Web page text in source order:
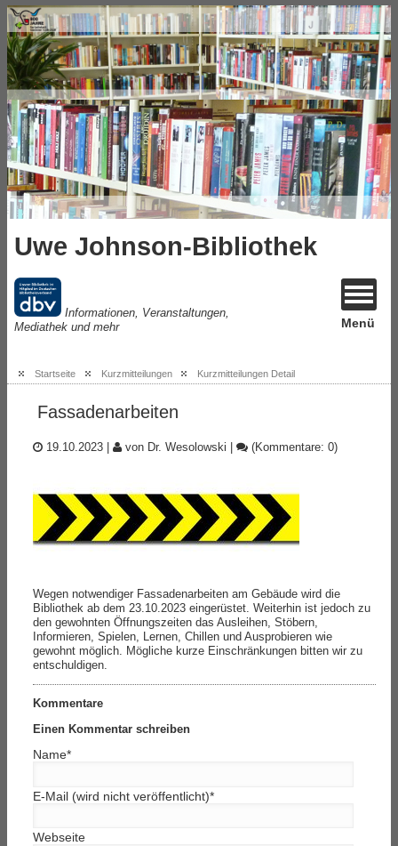
Uwe Johnson-Bibliothek
Informationen, Veranstaltungen,
Mediathek und mehr
Menü
Startseite Kurzmitteilungen Kurzmitteilungen Detail
Fassadenarbeiten
19.10.2023 | von Dr. Wesolowski | (Kommentare: 0)
Wegen notwendiger Fassadenarbeiten am Gebäude wird die
Bibliothek ab dem 23.10.2023 eingerüstet. Weiterhin ist jedoch zu
den gewohnten Öffnungszeiten das Ausleihen, Stöbern,
Informieren, Spielen, Lernen, Chillen und Ausprobieren wie
gewohnt möglich. Mögliche kurze Einschränkungen bitten wir zu
entschuldigen.
Kommentare
Einen Kommentar schreiben
Name*
E-Mail (wird nicht veröffentlicht)*
Webseite